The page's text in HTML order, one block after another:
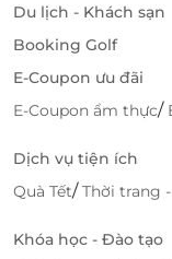
tộc – mỗi món
nhỏ, đưa thực
Du lịch - Khách sạn
Booking Golf
E-Coupon ưu đãi
E-Coupon ẩm thực/
Dịch vụ tiện ích
Quà Tết/Thời trang
Khóa học - Đào tạo